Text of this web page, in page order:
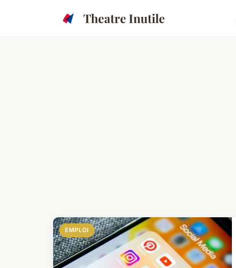
Theatre Inutile
EMPLOI